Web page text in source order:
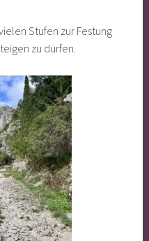
Stufen zur Festung
zu dürfen.